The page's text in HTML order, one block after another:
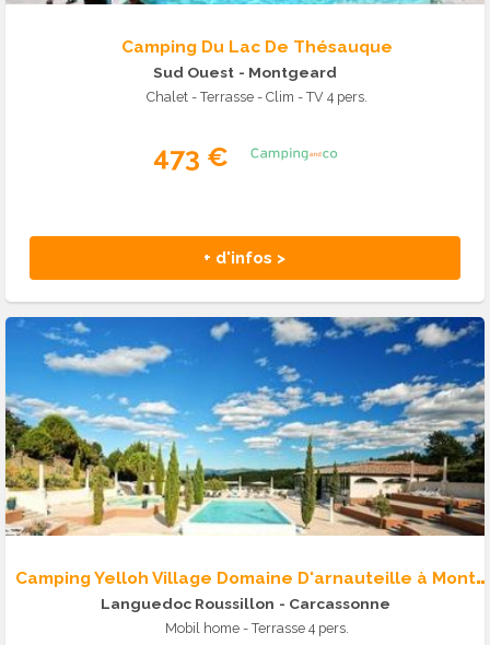
Camping Du Lac De Thésauque
Sud Ouest - Montgeard
Chalet - Terrasse - Clim - TV 4 pers.
473 €
+ d'infos >
C
amping Yelloh Village Domaine D'arnauteille à Montclar
Languedoc Roussillon - Carcassonne
Mobil home - Terrasse 4 pers.